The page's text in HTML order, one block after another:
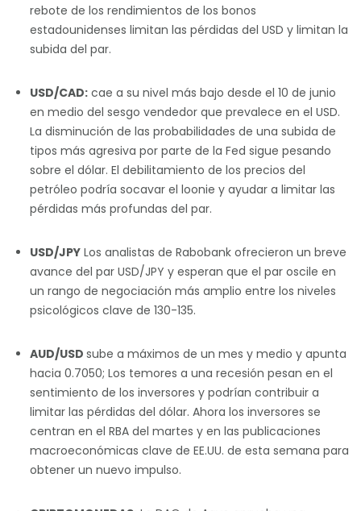
rebote de los rendimientos de los bonos
estadounidenses limitan las pérdidas del USD y limitan la
subida del par.
USD/CAD: cae a su nivel más bajo desde el 10 de junio
en medio del sesgo vendedor que prevalece en el USD.
La disminución de las probabilidades de una subida de
tipos más agresiva por parte de la Fed sigue pesando
sobre el dólar. El debilitamiento de los precios del
petróleo podría socavar el loonie y ayudar a limitar las
pérdidas más profundas del par.
USD/JPY Los analistas de Rabobank ofrecieron un breve
avance del par USD/JPY y esperan que el par oscile en
un rango de negociación más amplio entre los niveles
psicológicos clave de 130-135.
AUD/USD sube a máximos de un mes y medio y apunta
hacia 0.7050; Los temores a una recesión pesan en el
sentimiento de los inversores y podrían contribuir a
limitar las pérdidas del dólar. Ahora los inversores se
centran en el RBA del martes y en las publicaciones
macroeconómicas clave de EE.UU. de esta semana para
obtener un nuevo impulso.